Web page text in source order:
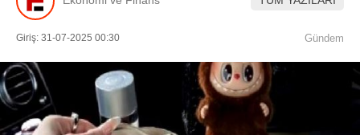
WhatsApp İhbar Hattı
Giriş: 31-07-2025 00:30 Gündem